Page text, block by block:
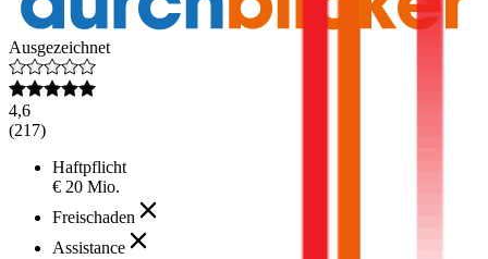
Ausgezeichnet
4,6
(217)
Haftpflicht
€ 20 Mio.
Freischaden
Assistance